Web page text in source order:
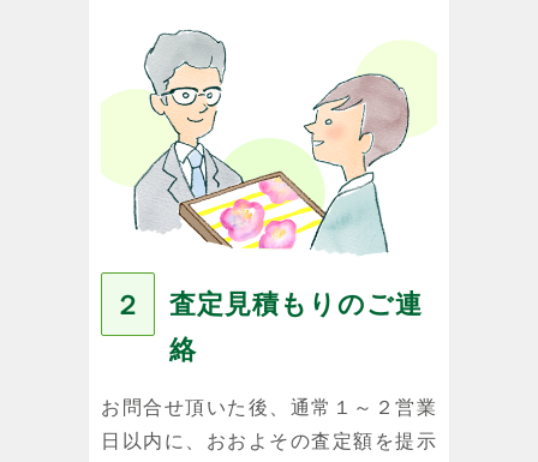
２
査定見積もりのご連
絡
お問合せ頂いた後、通常１～２営業
日以内に、おおよその査定額を提示